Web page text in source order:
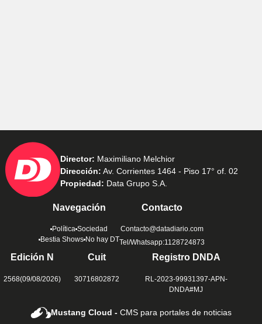
Director: Maximiliano Melchior
Dirección: Av. Corrientes 1464 - Piso 17° of. 02
Propiedad: Data Grupo S.A.
Navegación
Política Sociedad
Bestia Shows No hay DT
Contacto
Contacto@datadiario.com
Tel/Whatsapp:1128724873
Edición N
2568(09/08/2026)
Cuit
30716802872
Registro DNDA
RL-2023-99931397-APN-
DNDA#MJ
Mustang Cloud -CMS para portales de noticias